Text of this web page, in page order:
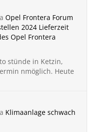
Opel Frontera Forum
2024 Lieferzeit
Opel Frontera
stünde in Ketzin,
nmöglich. Heute
Klimaanlage schwach